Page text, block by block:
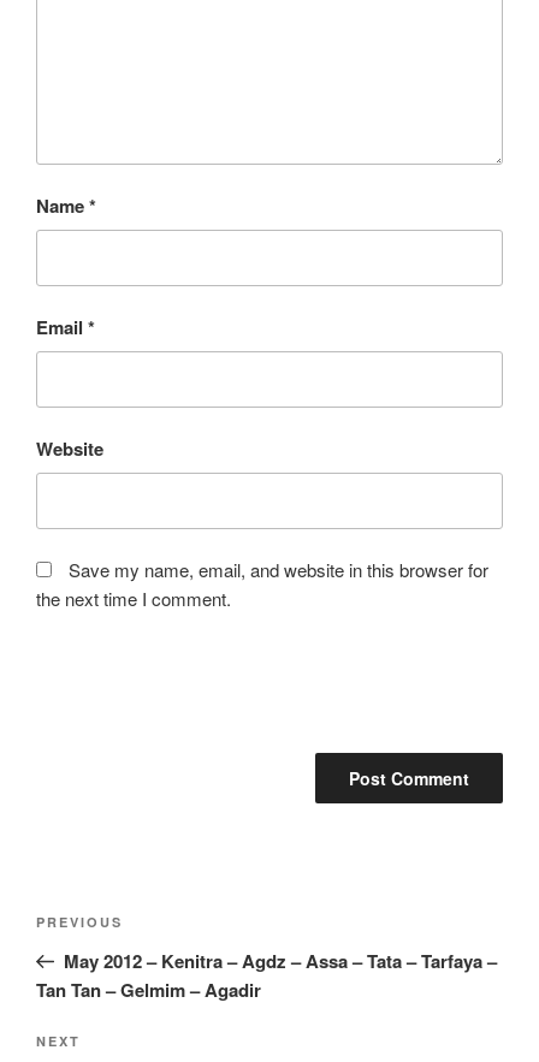
Name*
Email *
Website
Save my name, email, and website in this browser for
the next time I comment.
Previous
Post
PREVIOUS
May 2012 – Kenitra – Agdz – Assa – Tata – Tarfaya –
Tan Tan – Gelmim – Agadir
Next
NEXT